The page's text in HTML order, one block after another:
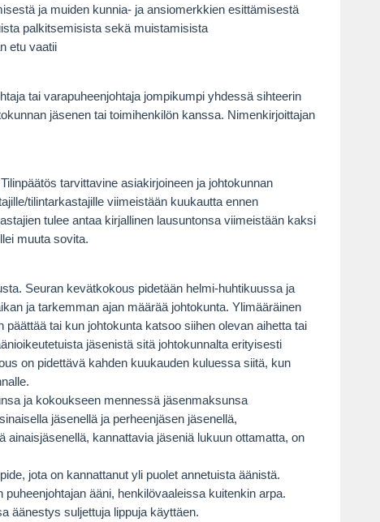
ja muiden kunnia- ja ansiomerkkien esittämisestä
palkitsemisista sekä muistamisista
etu vaatii
tai varapuheenjohtaja jompikumpi yhdessä sihteerin
jäsenen tai toimihenkilön kanssa. Nimenkirjoittajan
tarvittavine asiakirjoineen ja johtokunnan
tilintarkastajille viimeistään kuukautta ennen
tulee antaa kirjallinen lausuntonsa viimeistään kaksi
muuta sovita.
Seuran kevätkokous pidetään helmi-huhtikuussa ja
ja tarkemman ajan määrää johtokunta. Ylimääräinen
tai kun johtokunta katsoo siihen olevan aihetta tai
jäsenistä sitä johtokunnalta erityisesti
on pidettävä kahden kuukauden kuluessa siitä, kun
ja kokoukseen mennessä jäsenmaksunsa
jäsenellä ja perheenjäsen jäsenellä,
ainaisjäsenellä, kannattavia jäseniä lukuun ottamatta, on
jota on kannattanut yli puolet annetuista äänistä.
ääni, henkilövaaleissa kuitenkin arpa.
äänestys suljettuja lippuja käyttäen.